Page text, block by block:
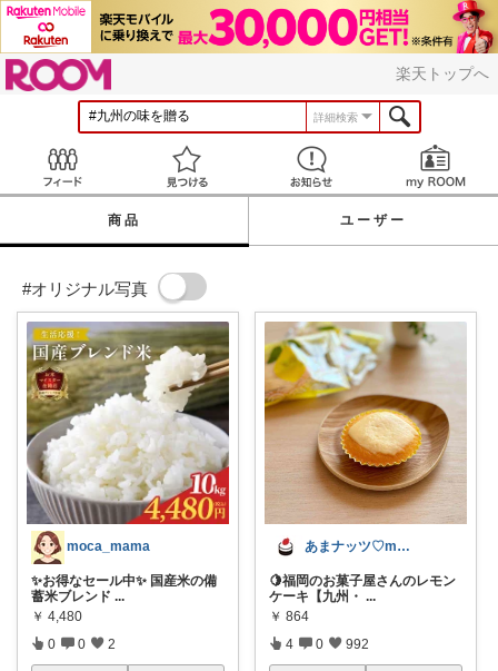
楽天トップへ
詳細検索
見つける お知らせ
商品 ユーザー
#オリジナル写真
moca_mama
✨お得なセール中✨ 国産米の備
蓄米ブレンド ...
￥ 4,480
0 0 2
あまナッツ♡mottoお取り寄せスイーツ
🍋福岡のお菓子屋さんのレモン
ケーキ【九州・ ...
￥ 864
4 0 992